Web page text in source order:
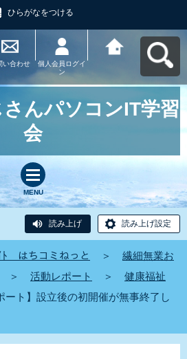
ひらがなをつける
い合わせ
個人会員ログイ
ン
る
んパソコンIT学習
会
MENU
読み上げ 読み上げ設定
ﾄ はちコミねっと ＞
繊細無業お
＞ 活動レポート ＞
健康福祉
ート】設立後の初開催が無事終了し